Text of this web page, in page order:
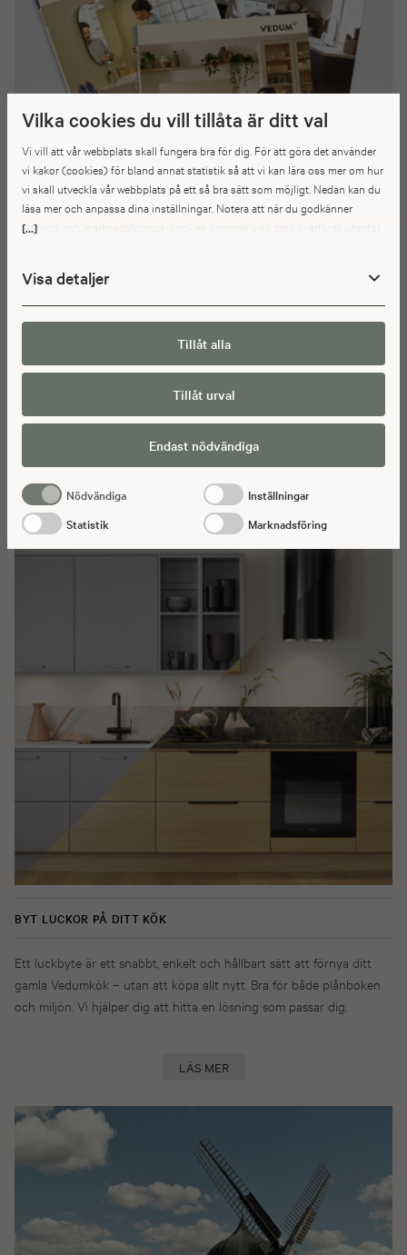
Vilka cookies du vill tillåta är ditt val
[...]
Vi vill att vår webbplats skall fungera bra för dig. För att göra det använder
vi kakor (cookies) för bland annat statistik så att vi kan lära oss mer om hur
vi skall utveckla vår webbplats på ett så bra sätt som möjligt. Nedan kan du
läsa mer och anpassa dina inställningar. Notera att när du godkänner
statistik och marknadsförings-cookies kommer viss data överföras utanför
personuppgifter som ställs inom EU, vilket kan innebära vissa risker för
dina personuppgifter. De berörda bolagen måste lämna över uppgifter till
brottsbekämpande myndigheter i USA om de får en sådan begäran. Det kan
dock vara svårt eller omöjligt för dig att hävda dina rättigheter, t.ex. rätten
till radering, gällande eventuella personuppgifter som de
brottsbekämpande myndigheterna har fått tillgång till. Genom att godkänna
statistik och marknadsförings-cookies nedan bekräftar du att du samtycker
till att data överförs till tredje land.
Visa detaljer
Tillåt alla
Tillåt urval
Endast nödvändiga
Nödvändiga
Inställningar
Statistik
Marknadsföring
Inspireras av vår inredning för hela hemmet!
Här kan du beställa, ladda ner eller bläddra digitalt i våra kataloger.
SE MER
BYT LUCKOR PÅ DITT KÖK
Ett luckbyte är ett snabbt, enkelt och hållbart sätt att förnya ditt
gamla Vedumkök – utan att köpa allt nytt. Bra för både plånboken
och miljön. Vi hjälper dig att hitta en lösning som passar dig.
LÄS MER